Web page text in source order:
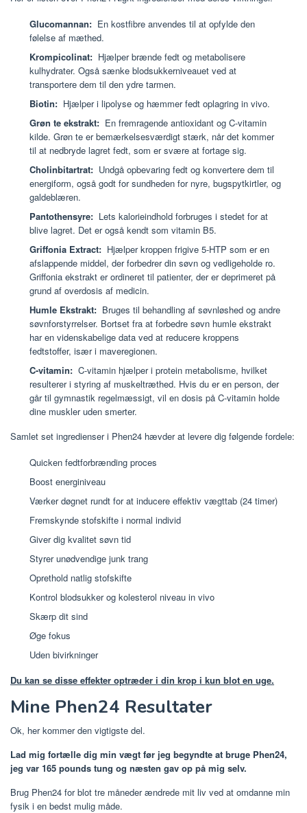
Glucomannan: En kostfibre anvendes til at opfylde den
følelse af mæthed.
Krompicolinat: Hjælper brænde fedt og metabolisere
kulhydrater. Også sænke blodsukkerniveauet ved at
transportere dem til den ydre tarmen.
Biotin: Hjælper i lipolyse og hæmmer fedt oplagring in vivo.
Grøn te ekstrakt: En fremragende antioxidant og C-vitamin
kilde. Grøn te er bemærkelsesværdigt stærk, når det kommer
til at nedbryde lagret fedt, som er svære at fortage sig.
Cholinbitartrat: Undgå opbevaring fedt og konvertere dem til
energiform, også godt for sundheden for nyre, bugspytkirtler, og
galdeblæren.
Pantothensyre: Lets kalorieindhold forbruges i stedet for at
blive lagret. Det er også kendt som vitamin B5.
Griffonia Extract: Hjælper kroppen frigive 5-HTP som er en
afslappende middel, der forbedrer din søvn og vedligeholde ro.
Griffonia ekstrakt er ordineret til patienter, der er deprimeret på
grund af overdosis af medicin.
Humle Ekstrakt: Bruges til behandling af søvnløshed og andre
søvnforstyrrelser. Bortset fra at forbedre søvn humle ekstrakt
har en videnskabelige data ved at reducere kroppens
fedtstoffer, især i maveregionen.
C-vitamin: C-vitamin hjælper i protein metabolisme, hvilket
resulterer i styring af muskeltræthed. Hvis du er en person, der
går til gymnastik regelmæssigt, vil en dosis på C-vitamin holde
dine muskler uden smerter.
Samlet set ingredienser i Phen24 hævder at levere dig følgende fordele:
Quicken fedtforbrænding proces
Boost energiniveau
Værker døgnet rundt for at inducere effektiv vægttab (24 timer)
Fremskynde stofskifte i normal individ
Giver dig kvalitet søvn tid
Styrer unødvendige junk trang
Oprethold natlig stofskifte
Kontrol blodsukker og kolesterol niveau in vivo
Skærp dit sind
Øge fokus
Uden bivirkninger
Du kan se disse effekter optræder i din krop i kun blot en uge.
Mine Phen24 Resultater
Ok, her kommer den vigtigste del.
Lad mig fortælle dig min vægt før jeg begyndte at bruge Phen24,
jeg var 165 pounds tung og næsten gav op på mig selv.
Brug Phen24 for blot tre måneder ændrede mit liv ved at omdanne min
fysik i en bedst mulig måde.